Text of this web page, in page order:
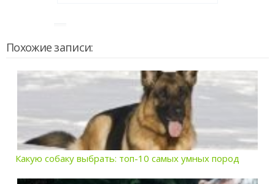
Похожие записи:
Какую собаку выбрать: топ-10 самых умных пород